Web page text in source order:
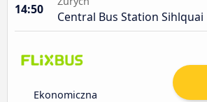
14:50 Central Bus Station Sihlquai
Ekonomiczna